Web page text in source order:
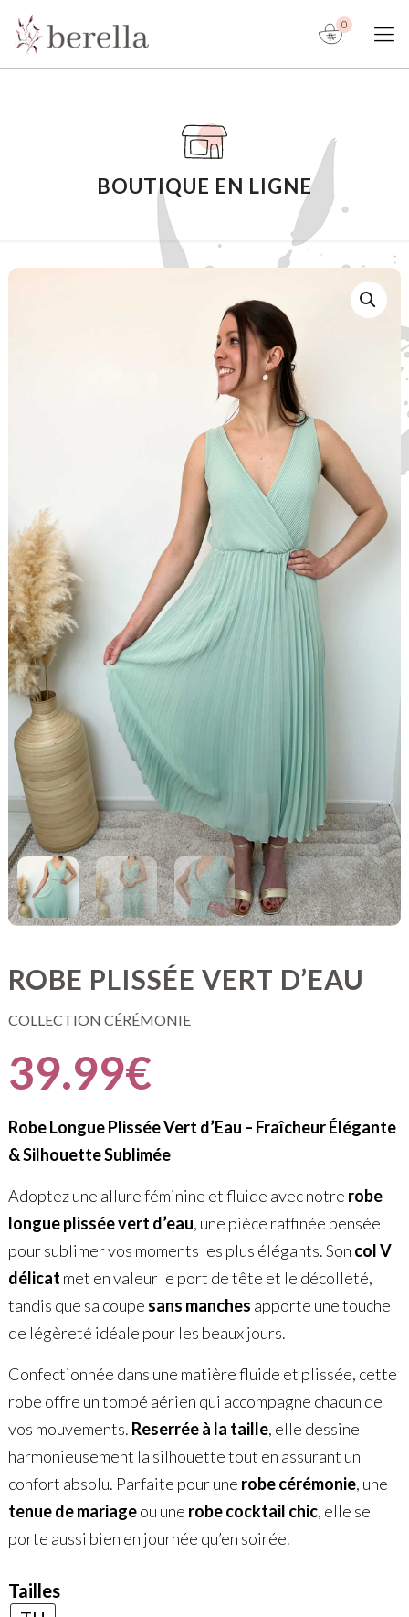
0
BOUTIQUE EN LIGNE
ROBE PLISSÉE VERT D’EAU
COLLECTION CÉRÉMONIE
39.99€
Robe Longue Plissée Vert d’Eau – Fraîcheur Élégante
& Silhouette Sublimée
Adoptez une allure féminine et fluide avec notre robe
longue plissée vert d’eau, une pièce raffinée pensée
pour sublimer vos moments les plus élégants. Son col V
délicat met en valeur le port de tête et le décolleté,
tandis que sa coupe sans manches apporte une touche
de légèreté idéale pour les beaux jours.
Confectionnée dans une matière fluide et plissée, cette
robe offre un tombé aérien qui accompagne chacun de
vos mouvements. Reserrée à la taille, elle dessine
harmonieusement la silhouette tout en assurant un
confort absolu. Parfaite pour une robe cérémonie, une
tenue de mariageou une robe cocktail chic, elle se
porte aussi bien en journée qu’en soirée.
Tailles